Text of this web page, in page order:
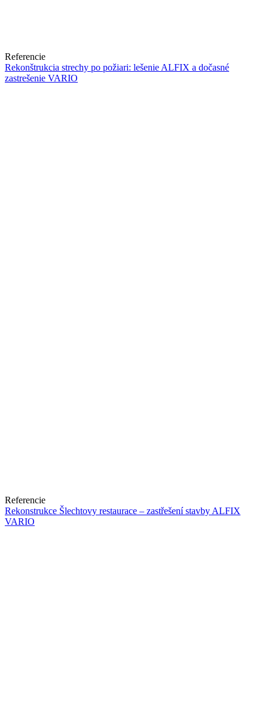
Referencie
Rekonštrukcia strechy po požiari: lešenie ALFIX a dočasné
zastrešenie VARIO
Referencie
Rekonstrukce Šlechtovy restaurace – zastřešení stavby ALFIX
VARIO